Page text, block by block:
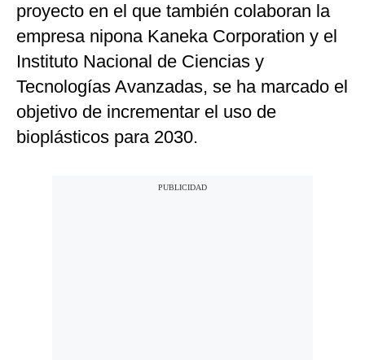
proyecto en el que también colaboran la
empresa nipona Kaneka Corporation y el
Instituto Nacional de Ciencias y
Tecnologías Avanzadas, se ha marcado el
objetivo de incrementar el uso de
bioplásticos para 2030.